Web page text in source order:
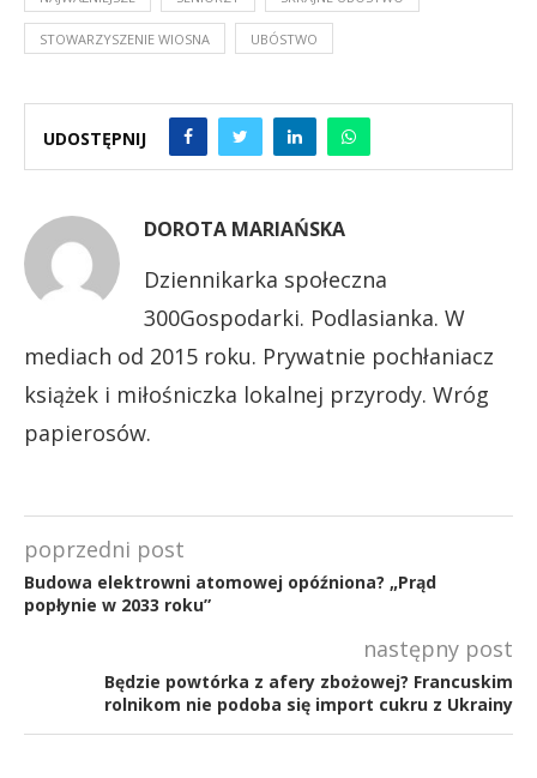
STOWARZYSZENIE WIOSNA UBÓSTWO
UDOSTĘPNIJ
DOROTA MARIAŃSKA
Dziennikarka społeczna
300Gospodarki. Podlasianka. W
mediach od 2015 roku. Prywatnie pochłaniacz
książek i miłośniczka lokalnej przyrody. Wróg
papierosów.
poprzedni post
Budowa elektrowni atomowej opóźniona? „Prąd
popłynie w 2033 roku”
następny post
Będzie powtórka z afery zbożowej? Francuskim
rolnikom nie podoba się import cukru z Ukrainy